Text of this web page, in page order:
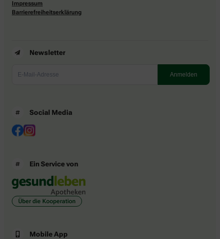
Impressum
Barrierefreiheitserklärung
Newsletter
Social Media
Ein Service von
Über die Kooperation
Mobile App